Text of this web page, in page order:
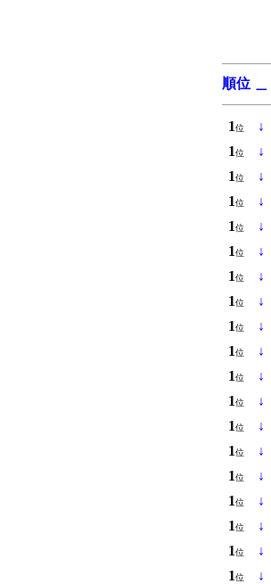
順位
1位 ↓
1位 ↓
1位 ↓
1位 ↓
1位 ↓
1位 ↓
1位 ↓
1位 ↓
1位 ↓
1位 ↓
1位 ↓
1位 ↓
1位 ↓
1位 ↓
1位 ↓
1位 ↓
1位 ↓
1位 ↓
1位 ↓